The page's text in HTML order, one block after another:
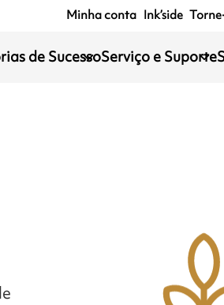
Minha conta Ink’side
de SucessoServiço e Suporte